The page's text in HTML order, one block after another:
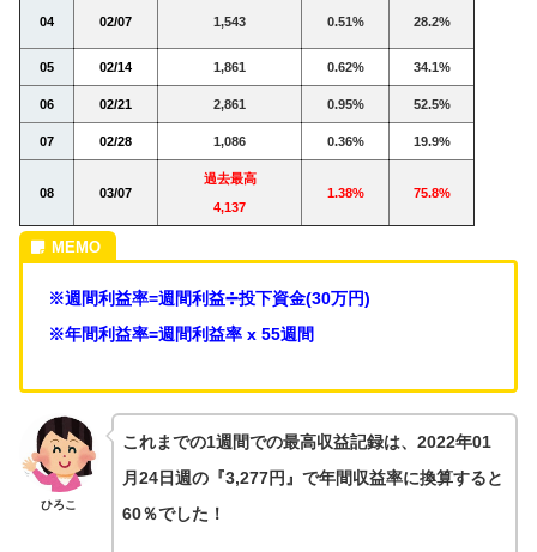
04 02/07 1,543 0.51% 28.2%
05 02/14 1,861 0.62% 34.1%
06 02/21 2,861 0.95% 52.5%
07 02/28 1,086 0.36% 19.9%
08 03/07
過去最高
4,137
1.38% 75.8%
※週間利益率=週間利益➗投下資金(30万円)
※年間利益率=週間利益率 x 55週間
ひろこ
これまでの1週間での最高収益記録は、2022年01
月24日週の『3,277円』で年間収益率に換算すると
60％でした！